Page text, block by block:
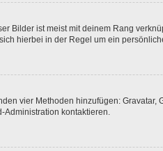
Bilder ist meist mit deinem Rang
hierbei in der Regel um ein
vier Methoden hinzufügen:
Administration kontaktieren.